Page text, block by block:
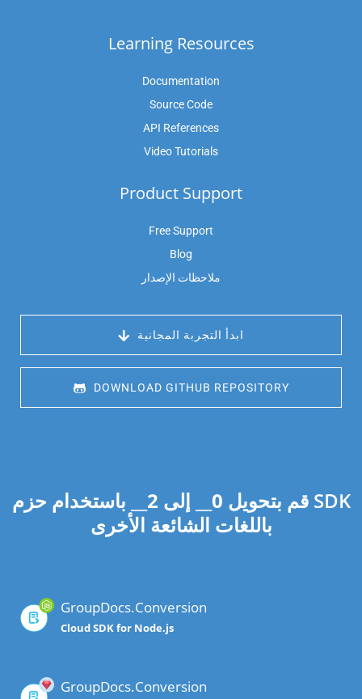
Learning Resources
Documentation
Source Code
API References
Video Tutorials
Product Support
Free Support
Blog
ملاحظات الإصدار
ابدأ التجربة المجانية
DOWNLOAD GITHUB REPOSITORY
قم بتحويل 0 __ إلى 2 __ باستخدام حزم SDK
باللغات الشائعة الأخرى
GroupDocs.Conversion
Cloud SDK for Node.js
GroupDocs.Conversion